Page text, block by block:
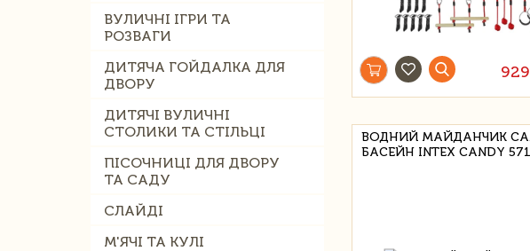
ВУЛИЧНІ ІГРИ ТА
РОЗВАГИ
ДИТЯЧА ГОЙДАЛКА ДЛЯ
ДВОРУ
ДИТЯЧІ ВУЛИЧНІ
СТОЛИКИ ТА СТІЛЬЦІ
ПІСОЧНИЦІ ДЛЯ ДВОРУ
ТА САДУ
СЛАЙДІ
М'ЯЧІ ТА КУЛІ
ВОДНИЙ МАЙДАНЧИК
БАСЕЙН INTEX CANDY